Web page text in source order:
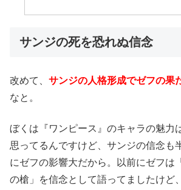
サンジの死を恐れぬ信念
改めて、 サンジの人格形成でゼフの果
なと。
ぼくは『ワンピース』のキャラの魅力
思ってるんですけど、サンジの信念も
にゼフの影響大だから。以前にゼフは
の槍」を信念として語ってましたけど